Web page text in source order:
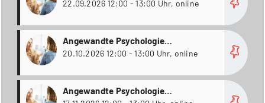
Weiterbildungsstudiengänge22.09.2026 12:00 - 13:00 Uhr, online
Angewandte Psychologie
Weiterbildungsstudiengänge20.10.2026 12:00 - 13:00 Uhr, online
Angewandte Psychologie